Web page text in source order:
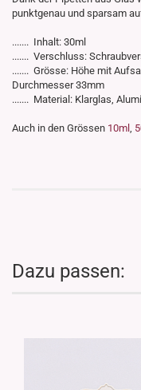
punktgenau und sparsam
....... Inhalt: 30ml
....... Verschluss:
....... Grösse: Höhe mit
Durchmesser 33mm
....... Material: Klarglas,
Auch in den Grössen 10ml ,
Dazu passen: